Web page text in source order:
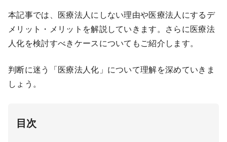
医師求人
DtoDとは
医院の譲渡・売却をお考えの方
本記事では、医療法人にしない理由や医療法人にするデ
メリット・メリットを解説していきます。さらに医療法
人化を検討すべきケースについてもご紹介します。
判断に迷う「医療法人化」について理解を深めていきま
しょう。
目次